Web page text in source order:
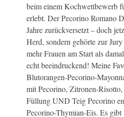
beim einem Kochwettbewerb
erlebt. Der Pecorino Romano
Jahre zurückversetzt – doch
Herd, sondern gehörte zur
mehr Frauen am Start als
echt beeindruckend! Meine
Blutorangen-Pecorino-
mit Pecorino, Zitronen-
Füllung UND Teig Pecorino
Pecorino-Thymian-Eis. Es